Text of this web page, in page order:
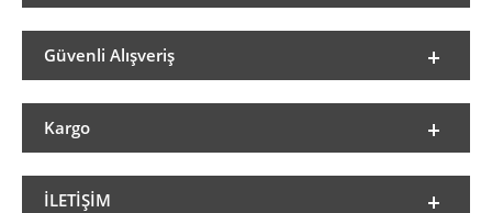
Güvenli Alışveriş
Kargo
İLETIŞIM